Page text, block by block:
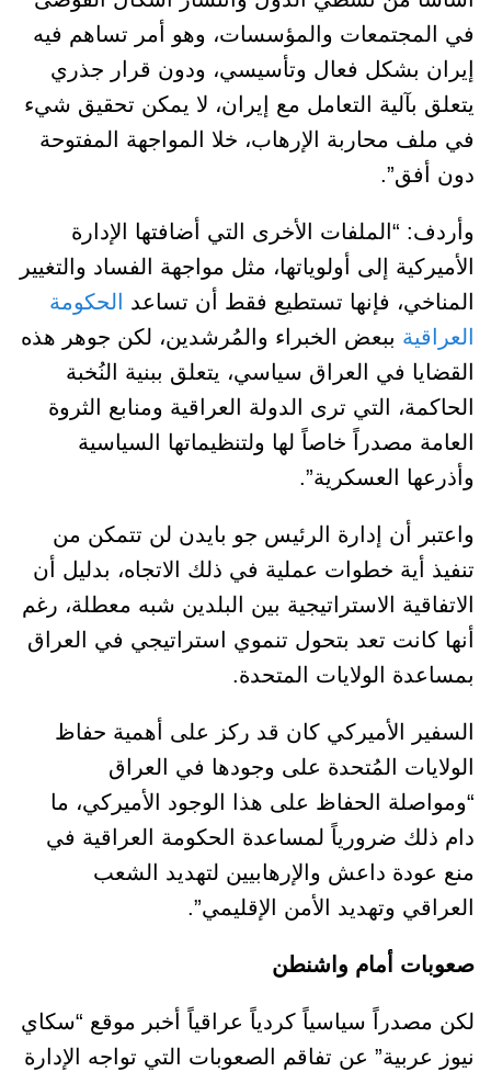
في المجتمعات والمؤسسات، وهو أمر تساهم فيه
إيران بشكل فعال وتأسيسي، ودون قرار جذري
يتعلق بآلية التعامل مع إيران، لا يمكن تحقيق شيء
في ملف محاربة الإرهاب، خلا المواجهة المفتوحة
دون أفق”.
وأردف: “الملفات الأخرى التي أضافتها الإدارة
الأميركية إلى أولوياتها، مثل مواجهة الفساد والتغيير
المناخي، فإنها تستطيع فقط أن تساعد
الحكومة
العراقية ببعض الخبراء والمُرشدين، لكن جوهر هذه
القضايا في العراق سياسي، يتعلق ببنية النُخبة
الحاكمة، التي ترى الدولة العراقية ومنابع الثروة
العامة مصدراً خاصاً لها ولتنظيماتها السياسية
وأذرعها العسكرية”.
واعتبر أن إدارة الرئيس جو بايدن لن تتمكن من
تنفيذ أية خطوات عملية في ذلك الاتجاه، بدليل أن
الاتفاقية الاستراتيجية بين البلدين شبه معطلة، رغم
أنها كانت تعد بتحول تنموي استراتيجي في العراق
بمساعدة الولايات المتحدة.
السفير الأميركي كان قد ركز على أهمية حفاظ
الولايات المُتحدة على وجودها في العراق
“ومواصلة الحفاظ على هذا الوجود الأميركي، ما
دام ذلك ضرورياً لمساعدة الحكومة العراقية في
منع عودة داعش والإرهابيين لتهديد الشعب
العراقي وتهديد الأمن الإقليمي”.
صعوبات أمام واشنطن
لكن مصدراً سياسياً كردياً عراقياً أخبر موقع “سكاي
نيوز عربية” عن تفاقم الصعوبات التي تواجه الإدارة